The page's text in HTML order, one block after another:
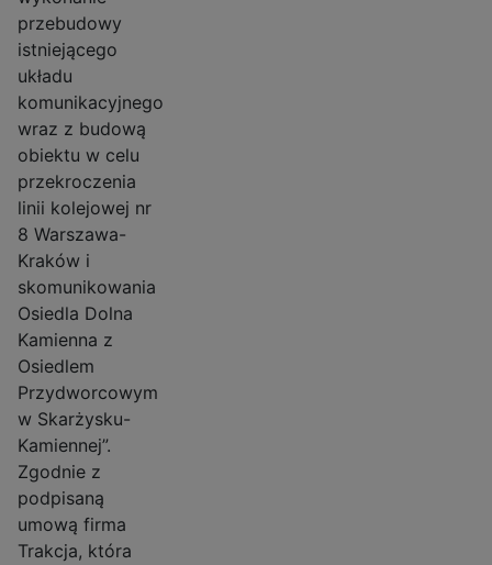
przebudowy
istniejącego
układu
komunikacyjnego
wraz z budową
obiektu w celu
przekroczenia
linii kolejowej nr
8 Warszawa-
Kraków i
skomunikowania
Osiedla Dolna
Kamienna z
Osiedlem
Przydworcowym
w Skarżysku-
Kamiennej”.
Zgodnie z
podpisaną
umową firma
Trakcja, która